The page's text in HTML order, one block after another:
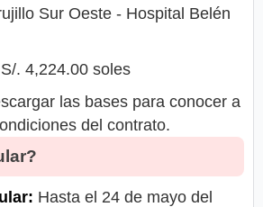
Sur Oeste - Hospital Belén
S/. 4,224.00 soles
las bases para conocer a
del contrato.
Hasta el 24 de mayo del